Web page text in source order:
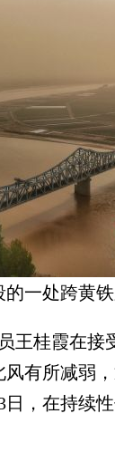
一处跨黄
桂霞在接
有所减弱
，在持续